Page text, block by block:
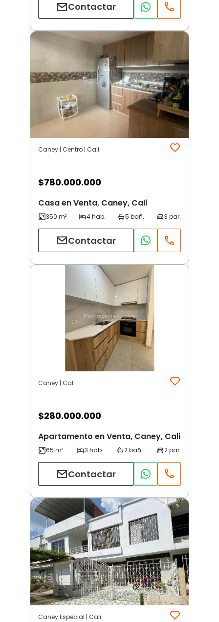
Contactar
Caney | Centro | Cali
$780.000.000
Casa en Venta, Caney, Cali
Contactar
Caney | Cali
$280.000.000
Apartamento en Venta, Caney, Cali
Contactar
Caney Especial | Cali